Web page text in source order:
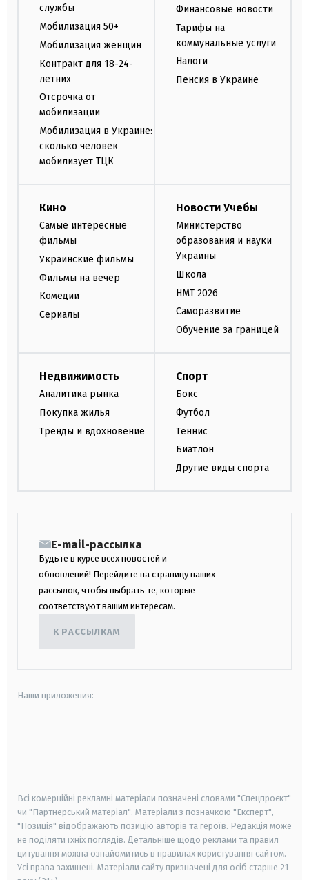
службы
Мобилизация 50+
Мобилизация женщин
Контракт для 18-24-
летних
Отсрочка от
мобилизации
Мобилизация в Украине:
сколько человек
мобилизует ТЦК
Финансовые новости
Тарифы на
коммунальные услуги
Налоги
Пенсия в Украине
Кино
Самые интересные
фильмы
Украинские фильмы
Фильмы на вечер
Комедии
Сериалы
Новости Учебы
Министерство
образования и науки
Украины
Школа
НМТ 2026
Саморазвитие
Обучение за границей
Недвижимость
Аналитика рынка
Покупка жилья
Тренды и вдохновение
Спорт
Бокс
Футбол
Теннис
Биатлон
Другие виды спорта
E-mail-рассылка
Будьте в курсе всех новостей и
обновлений! Перейдите на страницу наших
рассылок, чтобы выбрать те, которые
соответствуют вашим интересам.
К РАССЫЛКАМ
Наши приложения:
Всі комерційні рекламні матеріали позначені словами "Спецпроєкт"
чи "Партнерський матеріал". Матеріали з позначкою "Експерт",
"Позиція" відображають позицію авторів та героїв. Редакція може
не поділяти їхніх поглядів. Детальніше щодо реклами та правил
цитування можна ознайомитись в правилах користування сайтом.
Усі права захищені. Матеріали сайту призначені для осіб старше 21